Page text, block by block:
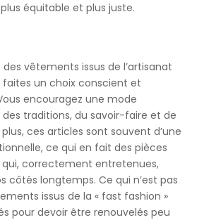
équitable et plus juste.
des vêtements issus de l’artisanat
faites un choix conscient et
encouragez une mode
traditions, du savoir-faire et de
ces articles sont souvent d’une
ce qui en fait des pièces
correctement entretenues,
côtés longtemps. Ce qui n’est pas
issus de la « fast fashion »
pour devoir être renouvelés peu